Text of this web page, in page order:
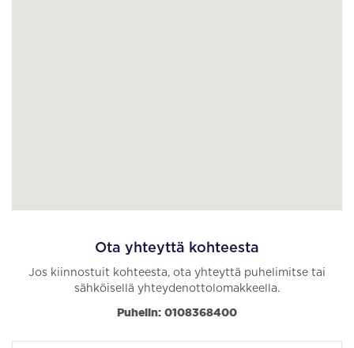
Ota yhteyttä kohteesta
Jos kiinnostuit kohteesta, ota yhteyttä puhelimitse tai
sähköisellä yhteydenottolomakkeella.
Puhelin: 0108368400